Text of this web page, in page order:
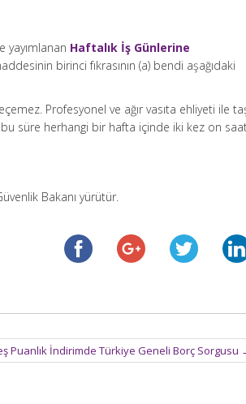
yayımlanan Haftalık İş Günlerine
birinci fıkrasının (a) bendi aşağıdaki
Profesyonel ve ağır vasıta ehliyeti ile
süre herhangi bir hafta içinde iki kez on
Bakanı yürütür.
Puanlık İndirimde Türkiye Geneli Borç Sorgusu